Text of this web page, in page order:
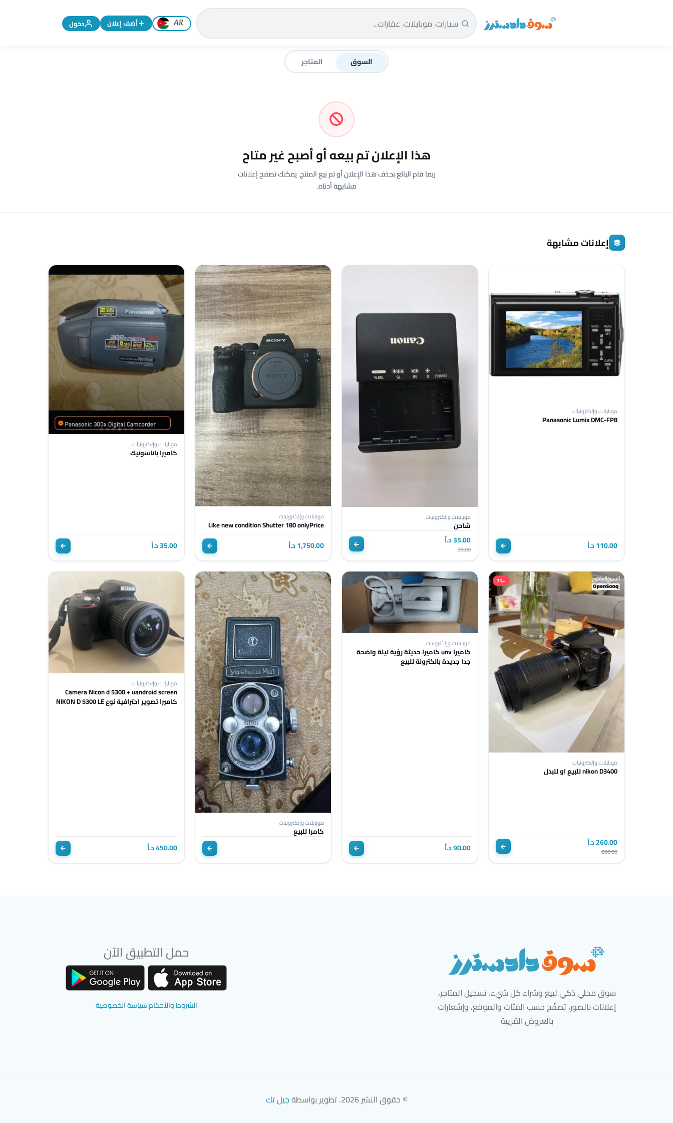
سوق دادسترز الرئيسية تغيير اللغة إلى الإنجليزية
أضف إعلان دخول
السوق المتاجر
هذا الإعلان تم بيعه أو أصبح غير متاح
ربما قام البائع بحذف هذا الإعلان أو تم بيع المنتج. يمكنك تصفح إعلانات
مشابهة أدناه.
إعلانات مشابهة
موبايلات وإلكترونيات
Panasonic Lumix DMC-FP8
110.00 د.أ
موبايلات وإلكترونيات
شاحن
35.00 د.أ
35.00
موبايلات وإلكترونيات
Like new condition Shutter 180 onlyPrice
1,750.00 د.أ
موبايلات وإلكترونيات
كاميرا باناسونيك
35.00 د.أ
−7%
موبايلات وإلكترونيات
nikon D3400 للبيع او للبدل
260.00 د.أ
280.00
موبايلات وإلكترونيات
كاميرا unv كاميرا حديثة رؤية ليلة واضحة
جدا جديدة بالكترونة للبيع
90.00 د.أ
موبايلات وإلكترونيات
كامرا للبيع
موبايلات وإلكترونيات
Camera Nicon d 5300 + uandroid screen
كاميرا تصوير احترافية نوع NIKON D 5300 LE
450.00 د.أ
سوق محلي ذكي لبيع وشراء كل شيء. تسجيل المتاجر،
إعلانات بالصور، تصفّح حسب الفئات والموقع، وإشعارات
بالعروض القريبة
حمل التطبيق الآن
الشروط والأحكام|سياسة الخصوصية
© حقوق النشر 2026. تطوير بواسطة جيل تك